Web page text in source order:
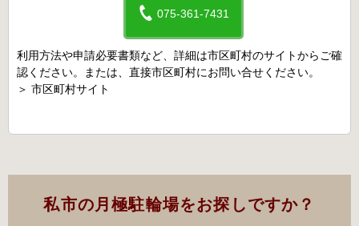
075-361-7431
利用方法や申請必要書類など、詳細は市区町村のサイトからご確
認ください。または、直接市区町村にお問い合せください。
＞ 市区町村サイト
私市の月極駐輪場をお探しですか？